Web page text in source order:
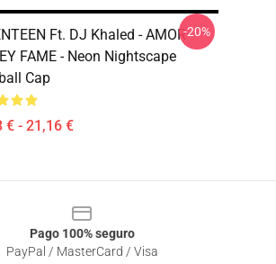
Ft. DJ Khaled - AMOR
FAME - Neon Nightscape
Cap
€ - 21,16 €
-20%
Pago 100% seguro
PayPal / MasterCard / Visa